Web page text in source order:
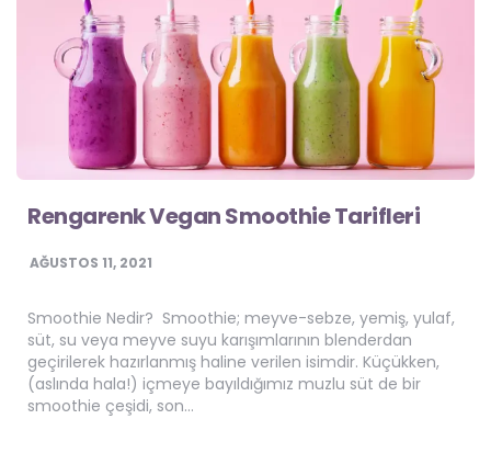
Rengarenk Vegan Smoothie Tarifleri
AĞUSTOS 11, 2021
Smoothie Nedir? Smoothie; meyve-sebze, yemiş, yulaf,
süt, su veya meyve suyu karışımlarının blenderdan
geçirilerek hazırlanmış haline verilen isimdir. Küçükken,
(aslında hala!) içmeye bayıldığımız muzlu süt de bir
smoothie çeşidi, son…